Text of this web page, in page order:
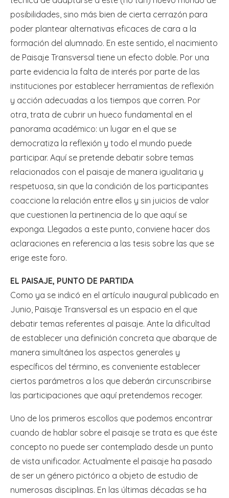
posibilidades, sino más bien de cierta cerrazón para
poder plantear alternativas eficaces de cara a la
formación del alumnado. En este sentido, el nacimiento
de Paisaje Transversal tiene un efecto doble. Por una
parte evidencia la falta de interés por parte de las
instituciones por establecer herramientas de reflexión
y acción adecuadas a los tiempos que corren. Por
otra, trata de cubrir un hueco fundamental en el
panorama académico: un lugar en el que se
democratiza la reflexión y todo el mundo puede
participar. Aquí se pretende debatir sobre temas
relacionados con el paisaje de manera igualitaria y
respetuosa, sin que la condición de los participantes
coaccione la relación entre ellos y sin juicios de valor
que cuestionen la pertinencia de lo que aquí se
exponga. Llegados a este punto, conviene hacer dos
aclaraciones en referencia a las tesis sobre las que se
erige este foro.
EL PAISAJE, PUNTO DE PARTIDA
Como ya se indicó en el artículo inaugural publicado en
Junio, Paisaje Transversal es un espacio en el que
debatir temas referentes al paisaje. Ante la dificultad
de establecer una definición concreta que abarque de
manera simultánea los aspectos generales y
específicos del término, es conveniente establecer
ciertos parámetros a los que deberán circunscribirse
las participaciones que aquí pretendemos recoger.
Uno de los primeros escollos que podemos encontrar
cuando de hablar sobre el paisaje se trata es que éste
concepto no puede ser contemplado desde un punto
de vista unificador. Actualmente el paisaje ha pasado
de ser un género pictórico a objeto de estudio de
numerosas disciplinas. En las últimas décadas se ha